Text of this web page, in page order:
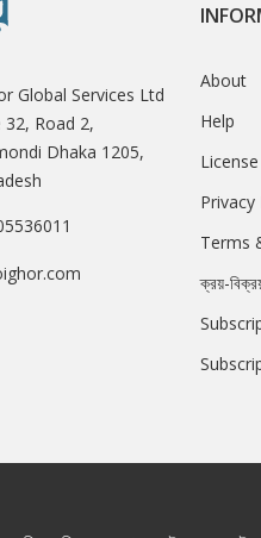
Global Services Ltd
32, Road 2,
Dhaka 1205,
About
Help
License
Privacy
Terms
ক্রয়-